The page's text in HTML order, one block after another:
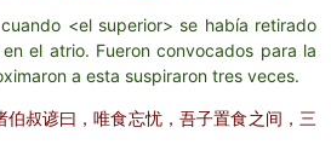
<el superior> se había retirado
el atrio. Fueron convocados para la
a esta suspiraron tres veces.
伯叔谚曰，唯食忘忧，吾子置食之间，三